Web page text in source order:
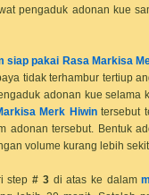
pengaduk adonan kue
siap pakai Rasa Markisa
tidak terhambur tertiup
adonan kue selama
Merk Hiwintersebut
adonan tersebut. Bentuk
volume kurang lebih
step# 3di atas ke dalam